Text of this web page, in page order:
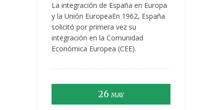
La integración de España en Europa
y la Unión EuropeaEn 1962, España
solicitó por primera vez su
integración en la Comunidad
Económica Europea (CEE).
26 MAY